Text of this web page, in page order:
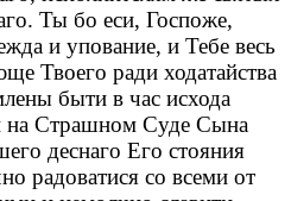
Ты бо еси, Госпоже,
и упование, и Тебе весь
Твоего ради ходатайства
быти в час исхода
на Страшном Суде Сына
деснаго Его стояния
радоватися со всеми от